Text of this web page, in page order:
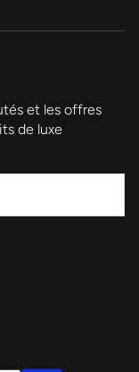
et les offres
de luxe